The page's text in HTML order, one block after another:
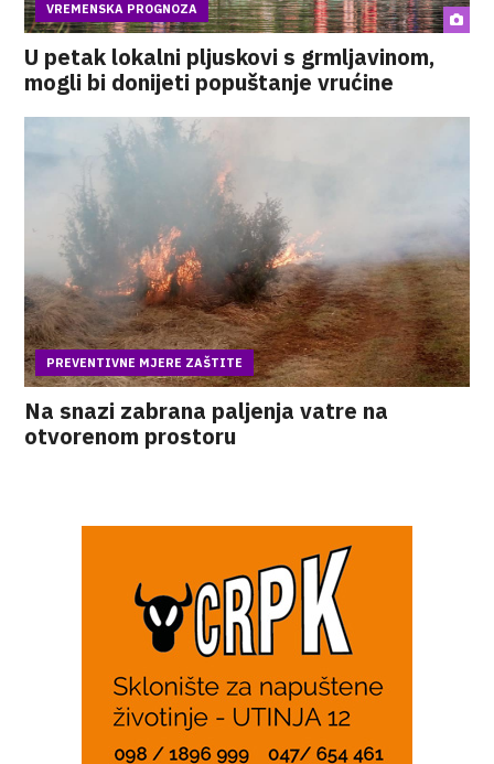
VREMENSKA PROGNOZA
U petak lokalni pljuskovi s grmljavinom,
mogli bi donijeti popuštanje vrućine
PREVENTIVNE MJERE ZAŠTITE
Na snazi zabrana paljenja vatre na
otvorenom prostoru